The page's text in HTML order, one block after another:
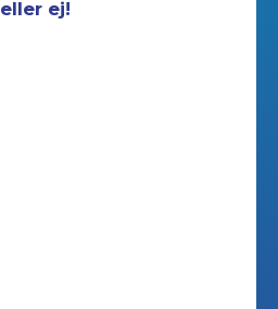
eller ej!